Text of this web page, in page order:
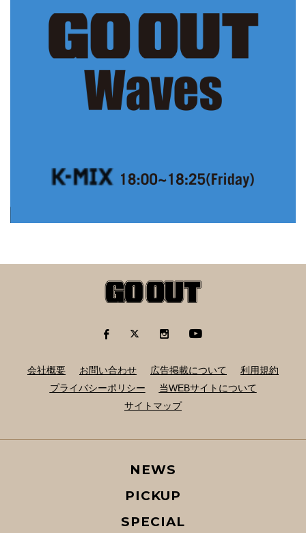
会社概要 お問い合わせ 広告掲載について
利用規約
プライバシーポリシー
当WEBサイトについて
サイトマップ
NEWS
PICKUP
SPECIAL